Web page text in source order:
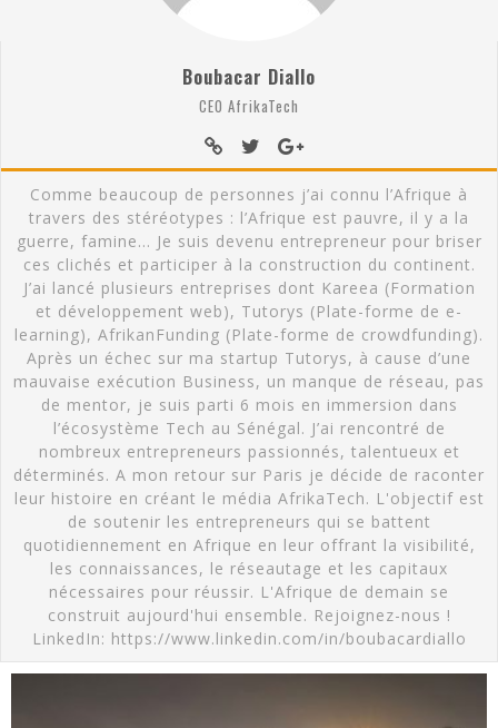
Boubacar Diallo
CEO AfrikaTech
Comme beaucoup de personnes j’ai connu l’Afrique à
travers des stéréotypes : l’Afrique est pauvre, il y a la
guerre, famine… Je suis devenu entrepreneur pour briser
ces clichés et participer à la construction du continent.
J’ai lancé plusieurs entreprises dont Kareea (Formation
et développement web), Tutorys (Plate-forme de e-
learning), AfrikanFunding (Plate-forme de crowdfunding).
Après un échec sur ma startup Tutorys, à cause d’une
mauvaise exécution Business, un manque de réseau, pas
de mentor, je suis parti 6 mois en immersion dans
l’écosystème Tech au Sénégal. J’ai rencontré de
nombreux entrepreneurs passionnés, talentueux et
déterminés. A mon retour sur Paris je décide de raconter
leur histoire en créant le média AfrikaTech. L'objectif est
de soutenir les entrepreneurs qui se battent
quotidiennement en Afrique en leur offrant la visibilité,
les connaissances, le réseautage et les capitaux
nécessaires pour réussir. L'Afrique de demain se
construit aujourd'hui ensemble. Rejoignez-nous !
LinkedIn: https://www.linkedin.com/in/boubacardiallo